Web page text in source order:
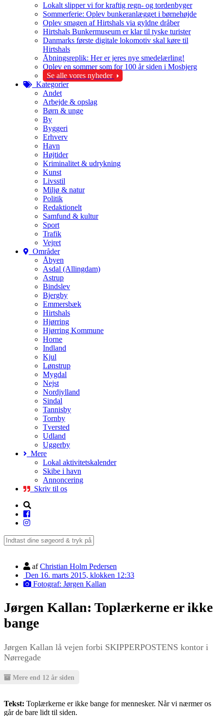
Lokalt slipper vi for kraftig regn- og tordenbyger
Sommerferie: Oplev bunkeranlægget i børnehøjde
Oplev smagen af Hirtshals via gyldne dråber
Hirtshals Bunkermuseum er klar til tyske turister
Danmarks første digitale lokomotiv skal køre til
Hirtshals
Åbningsreplik: Her er jeres nye smedelærling!
Oplev en sommer som for 100 år siden i Mosbjerg
Se alle vores nyheder
Kategorier
Andet
Arbejde & opslag
Børn & unge
By
Byggeri
Erhverv
Havn
Højtider
Kriminalitet & udrykning
Kunst
Livsstil
Miljø & natur
Politik
Redaktionelt
Samfund & kultur
Sport
Trafik
Vejret
Områder
Åbyen
Asdal (Allingdam)
Astrup
Bindslev
Bjergby
Emmersbæk
Hirtshals
Hjørring
Hjørring Kommune
Horne
Indland
Kjul
Lønstrup
Mygdal
Nejst
Nordjylland
Sindal
Tannisby
Tornby
Tversted
Udland
Uggerby
Mere
Lokal aktivitetskalender
Skibe i havn
Annoncering
Skriv til os
afChristian Holm Pedersen
Den 16. marts 2015, klokken 12:33
Fotograf: Jørgen Kallan
Jørgen Kallan: Toplærkerne er ikke
bange
Jørgen Kallan lå vejen forbi SKIPPERPOSTENS kontor i
Nørregade
Mere end 12 år siden
Tekst: Toplærkerne er ikke bange for mennesker. Når vi nærmer os
går de bare lidt til siden.